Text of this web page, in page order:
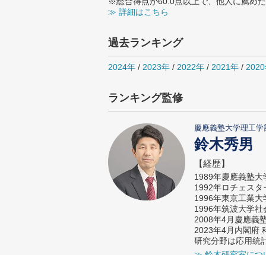
≫ 詳細はこちら
過去ランキング
2024年 / 2023年 / 2022年 / 2021年 /
ランキング監修
慶應義塾大学理工
鈴木秀男
【経歴】
1989年慶應義塾
1992年ロチェス
1996年東京工業
1996年筑波大学
2008年4月慶應義
2023年4月内閣府
研究分野は応用統